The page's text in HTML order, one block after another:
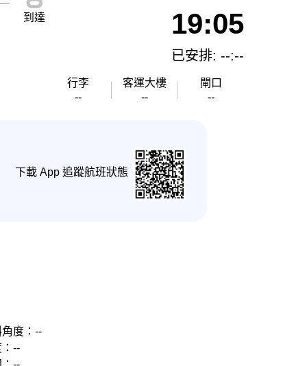
到達 19:05
已安排: --:--
行李
--
客運大樓
--
閘口
--
下載 App 追蹤航班狀態
度：--
--